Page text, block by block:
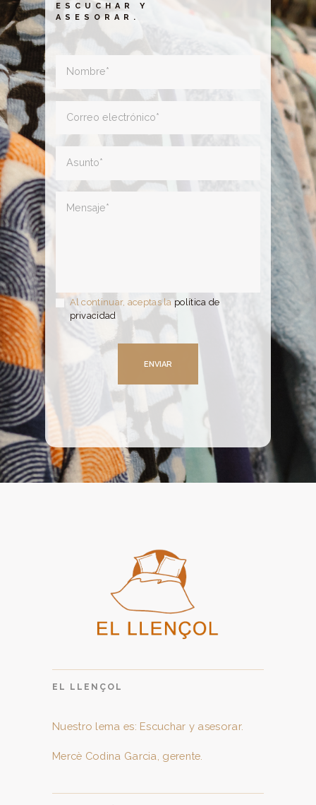
ESCUCHAR Y
ASESORAR.
Al continuar, aceptas la política de
privacidad
EL LLENÇOL
Nuestro lema es: Escuchar y asesorar.
Mercè Codina Garcia, gerente.